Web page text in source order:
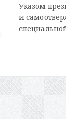
Указом
и